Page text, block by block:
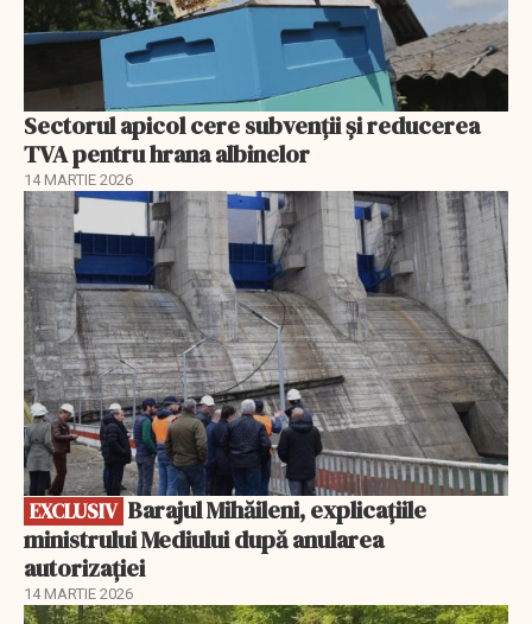
Sectorul apicol cere subvenții și reducerea
TVA pentru hrana albinelor
14 MARTIE 2026
EXCLUSIV
EXCLUSIV
ministrului Mediului după anularea
autorizației
14 MARTIE 2026